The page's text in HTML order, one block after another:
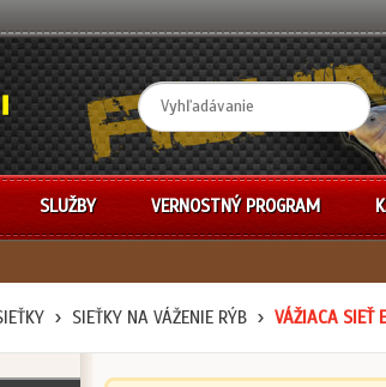
SLUŽBY VERNOSTNÝ PROGRAM
SIEŤKY NA VÁŽENIE RÝB VÁŽIACA SIEŤ